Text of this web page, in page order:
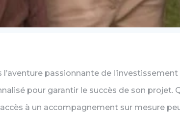
l’aventure passionnante de
pour garantir le succès de son projet.
à un accompagnement sur mesure